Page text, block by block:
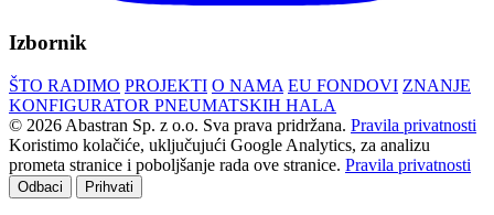
Izbornik
ŠTO RADIMO PROJEKTI O NAMA EU FONDOVI ZNANJE
KONFIGURATOR PNEUMATSKIH HALA
© 2026 Abastran Sp. z o.o. Sva prava pridržana. Pravila privatnosti
Koristimo kolačiće, uključujući Google Analytics, za analizu
prometa stranice i poboljšanje rada ove stranice. Pravila privatnosti
Odbaci Prihvati